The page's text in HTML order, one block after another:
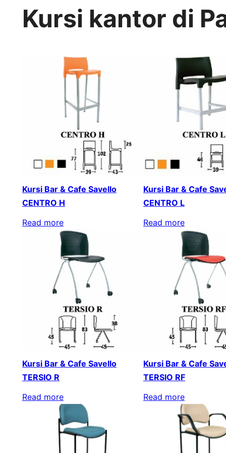
Kursi kantor di
Kursi Bar & Cafe Savello
CENTRO H
Read more
Kursi Bar & Cafe
CENTRO L
Read more
Kursi Bar & Cafe Savello
TERSIO R
Read more
Kursi Bar & Cafe
TERSIO RF
Read more